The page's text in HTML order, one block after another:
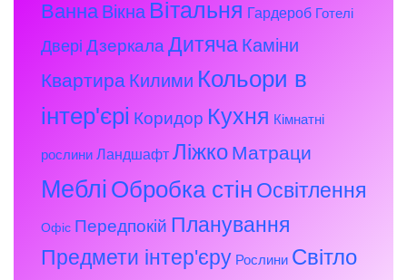
Ванна Вікна Вітальня Гардероб Готелі
Двері Дзеркала Дитяча Каміни
Квартира Килими Кольори в
інтер'єрі Коридор Кухня Кімнатні
рослини Ландшафт Ліжко Матраци
Меблі Обробка стін Освітлення
Офіс Передпокій Планування
Предмети інтер'єру Рослини Світло